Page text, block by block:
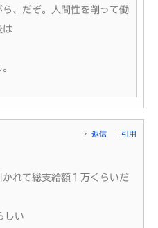
、だぞ。人間性を削って働
は
返信 引用
れて総支給額１万くらいだ
しい